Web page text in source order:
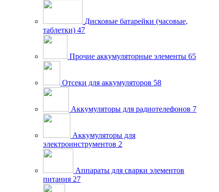
Дисковые батарейки (часовые,
таблетки) 47
Прочие аккумуляторные элементы 65
Отсеки для аккумуляторов 58
Аккумуляторы для радиотелефонов 7
Аккумуляторы для
электроинструментов 2
Аппараты для сварки элементов
питания 27